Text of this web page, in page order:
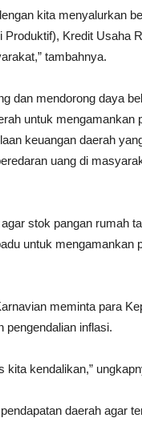
kita menyalurkan
Kredit Usaha
tambahnya.
dan mendorong daya
untuk mengamankan
keuangan daerah
uang di
stok pangan rumah
untuk mengamankan
meminta para
pengendalian inflasi.
kita kendalikan,”
daerah agar